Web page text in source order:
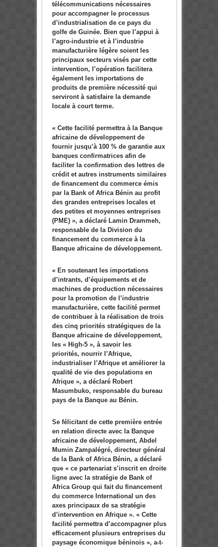
télécommunications nécessaires
pour accompagner le processus
d’industrialisation de ce pays du
golfe de Guinée. Bien que l’appui à
l’agro-industrie et à l’industrie
manufacturière légère soient les
principaux secteurs visés par cette
intervention, l’opération facilitera
également les importations de
produits de première nécessité qui
serviront à satisfaire la demande
locale à court terme.
« Cette facilité permettra à la Banque
africaine de développement de
fournir jusqu’à 100 % de garantie aux
banques confirmatrices afin de
faciliter la confirmation des lettres de
crédit et autres instruments similaires
de financement du commerce émis
par la Bank of Africa Bénin au profit
des grandes entreprises locales et
des petites et moyennes entreprises
(PME) », a déclaré Lamin Drammeh,
responsable de la Division du
financement du commerce à la
Banque africaine de développement.
« En soutenant les importations
d’intrants, d’équipements et de
machines de production nécessaires
pour la promotion de l’industrie
manufacturière, cette facilité permet
de contribuer à la réalisation de trois
des cinq priorités stratégiques de la
Banque africaine de développement,
les « High-5 », à savoir les
priorités, nourrir l’Afrique,
industrialiser l’Afrique et améliorer la
qualité de vie des populations en
Afrique », a déclaré Robert
Masumbuko, responsable du bureau
pays de la Banque au Bénin.
Se félicitant de cette première entrée
en relation directe avec la Banque
africaine de développement, Abdel
Mumin Zampalégré, directeur général
de la Bank of Africa Bénin, a déclaré
que « ce partenariat s’inscrit en droite
ligne avec la stratégie de Bank of
Africa Group qui fait du financement
du commerce International un des
axes principaux de sa stratégie
d’intervention en Afrique ». « Cette
facilité permettra d’accompagner plus
efficacement plusieurs entreprises du
paysage économique béninois », a-t-